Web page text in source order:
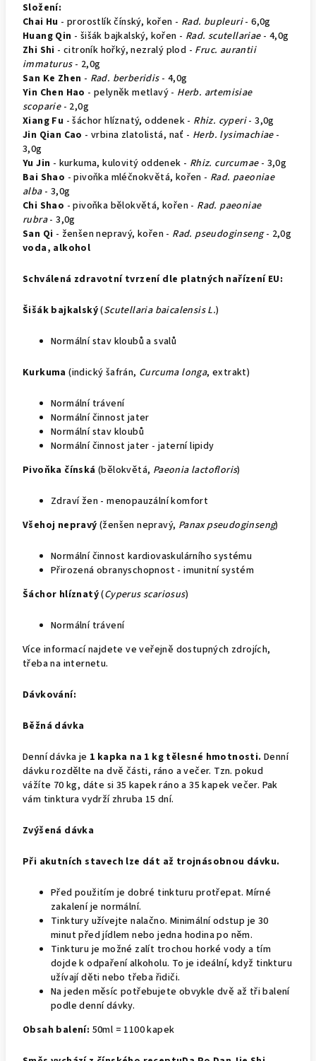
Složení:
Chai Hu - prorostlík čínský, kořen - Rad. bupleuri- 6,0g
Huang Qin - šišák bajkalský, kořen - Rad. scutellariae- 4,0g
Zhi Shi - citroník hořký, nezralý plod - Fruc. aurantii
immaturus- 2,0g
San Ke Zhen - Rad. berberidis- 4,0g
Yin Chen Hao - pelyněk metlavý - Herb. artemisiae
scoparie- 2,0g
Xiang Fu - šáchor hlíznatý, oddenek - Rhiz. cyperi- 3,0g
Jin Qian Cao - vrbina zlatolistá, nať - Herb. lysimachiae -
3,0g
Yu Jin - kurkuma, kulovitý oddenek - Rhiz. curcumae- 3,0g
Bai Shao - pivoňka mléčnokvětá, kořen - Rad. paeoniae
alba- 3,0g
Chi Shao - pivoňka bělokvětá, kořen - Rad. paeoniae
rubra- 3,0g
San Qi - ženšen nepravý, kořen - Rad. pseudoginseng- 2,0g
voda, alkohol
Schválená zdravotní tvrzení dle platných nařízení EU:
Šišák bajkalský(Scutellaria baicalensis L.)
Normální stav kloubů a svalů
Kurkuma (indický šafrán, Curcuma longa, extrakt)
Normální trávení
Normální činnost jater
Normální stav kloubů
Normální činnost jater - jaterní lipidy
Pivoňka čínská (bělokvětá, Paeonia lactofloris)
Zdraví žen - menopauzální komfort
Všehoj nepravý (ženšen nepravý, Panax pseudoginseng)
Normální činnost kardiovaskulárního systému
Přirozená obranyschopnost - imunitní systém
Šáchor hlíznatý(Cyperus scariosus)
Normální trávení
Více informací najdete ve veřejně dostupných zdrojích,
třeba na internetu.
Dávkování:
Běžná dávka
Denní dávka je 1 kapka na 1 kg tělesné hmotnosti. Denní
dávku rozdělte na dvě části, ráno a večer. Tzn. pokud
vážíte 70 kg, dáte si 35 kapek ráno a 35 kapek večer. Pak
vám tinktura vydrží zhruba 15 dní.
Zvýšená dávka
Při akutních stavech lze dát až trojnásobnou dávku.
Před použitím je dobré tinkturu protřepat. Mírné
zakalení je normální.
Tinktury užívejte nalačno. Minimální odstup je 30
minut před jídlem nebo jedna hodina po něm.
Tinkturu je možné zalít trochou horké vody a tím
dojde k odpaření alkoholu. To je ideální, když tinkturu
užívají děti nebo třeba řidiči.
Na jeden měsíc potřebujete obvykle dvě až tři balení
podle denní dávky.
Obsah balení: 50ml = 1100 kapek